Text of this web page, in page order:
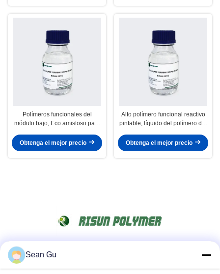
Polímeros funcionales del
módulo bajo, Eco amistoso para
Obtenga el mejor precio
Alto polímero funcional reactivo
pintable, líquido del polímero del
Obtenga el mejor precio
Sean Gu